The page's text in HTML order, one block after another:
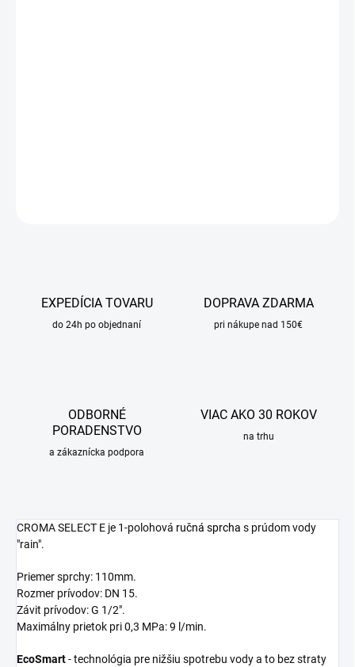
EXPEDÍCIA TOVARU
do 24h po objednaní
DOPRAVA ZDARMA
pri nákupe nad 150€
ODBORNÉ
PORADENSTVO
a zákaznícka podpora
VIAC AKO 30 ROKOV
na trhu
CROMA SELECT E je 1-polohová ručná sprcha s prúdom vody
"rain".
Priemer sprchy: 110mm.
Rozmer prívodov: DN 15.
Závit prívodov: G 1/2".
Maximálny prietok pri 0,3 MPa: 9 l/min.
EcoSmart- technológia pre nižšiu spotrebu vody a to bez straty